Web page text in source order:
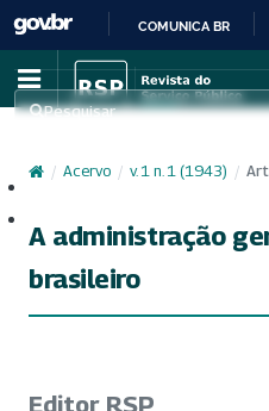
COMUNICA BR
Pesquisar
/ Acervo / v. 1 n. 1 (1943) /
A administração
brasileiro
Editor RSP